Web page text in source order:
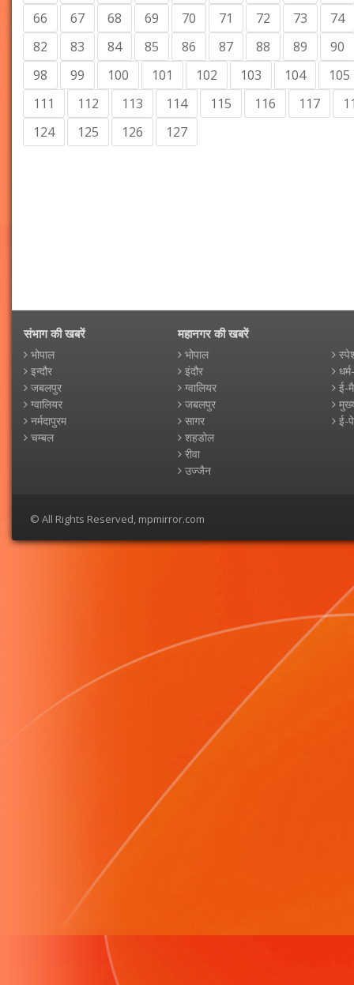
66
67 68 69 70 71 72 73
74
82
83 84 85 86 87 88 89
90
98
99 100 101 102 103 104
105
111
112 113 114 115 116 117
124
125 126 127
संभाग की खबरें
भोपाल
इन्दौर
जबलपुर
ग्वालियर
नर्मदापुरम
चम्बल
महानगर की खबरें
भोपाल
इंदौर
ग्वालियर
जबलपुर
सागर
शहडोल
रीवा
उज्जैन
ई-
ई-
© All Rights Reserved, mpmirror.com